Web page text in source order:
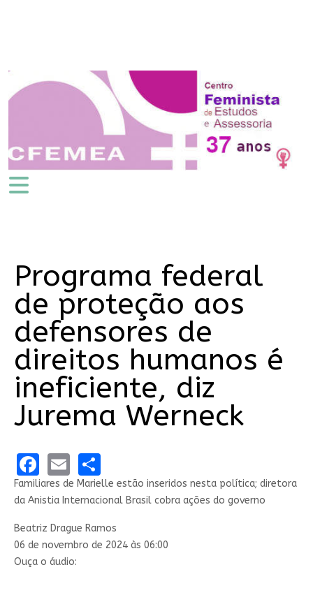
Programa federal
de proteção aos
defensores de
direitos humanos é
ineficiente, diz
Jurema Werneck
Facebook
EmailShare
Familiares de Marielle estão inseridos nesta política; diretora
da Anistia Internacional Brasil cobra ações do governo
Beatriz Drague Ramos
06 de novembro de 2024 às 06:00
Ouça o áudio: